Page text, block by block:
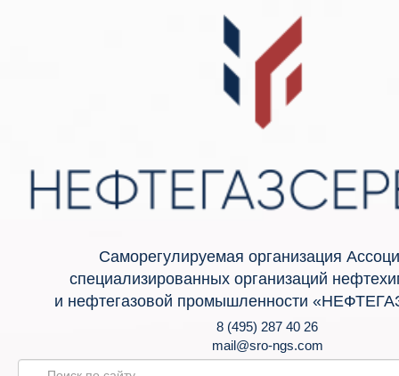
Саморегулируемая организация
специализированных организаций
и нефтегазовой промышленности
8 (495) 287 40 26
mail@sro-ngs.com